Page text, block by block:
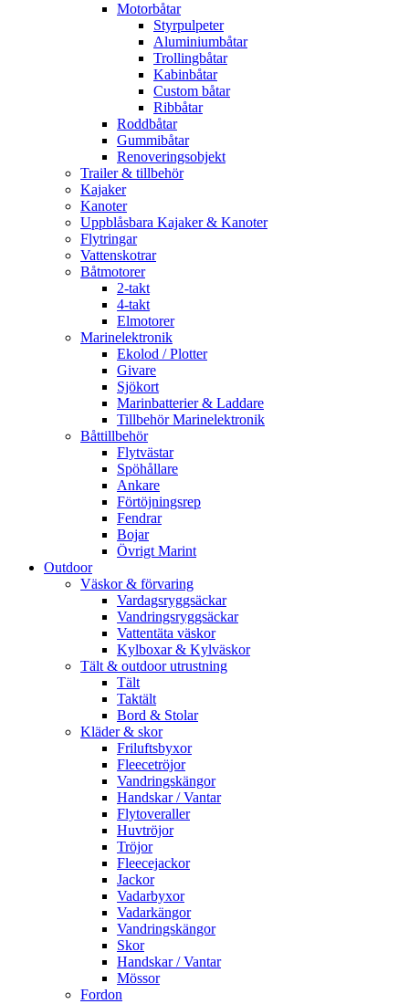
Motorbåtar
Styrpulpeter
Aluminiumbåtar
Trollingbåtar
Kabinbåtar
Custom båtar
Ribbåtar
Roddbåtar
Gummibåtar
Renoveringsobjekt
Trailer & tillbehör
Kajaker
Kanoter
Uppblåsbara Kajaker & Kanoter
Flytringar
Vattenskotrar
Båtmotorer
2-takt
4-takt
Elmotorer
Marinelektronik
Ekolod / Plotter
Givare
Sjökort
Marinbatterier & Laddare
Tillbehör Marinelektronik
Båttillbehör
Flytvästar
Spöhållare
Ankare
Förtöjningsrep
Fendrar
Bojar
Övrigt Marint
Outdoor
Väskor & förvaring
Vardagsryggsäckar
Vandringsryggsäckar
Vattentäta väskor
Kylboxar & Kylväskor
Tält & outdoor utrustning
Tält
Taktält
Bord & Stolar
Kläder & skor
Friluftsbyxor
Fleecetröjor
Vandringskängor
Handskar / Vantar
Flytoveraller
Huvtröjor
Tröjor
Fleecejackor
Jackor
Vadarbyxor
Vadarkängor
Vandringskängor
Skor
Handskar / Vantar
Mössor
Fordon